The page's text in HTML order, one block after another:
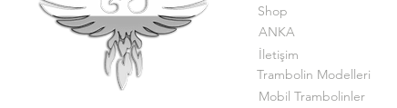
Shop
ANKA
İletişim
Trambolin Modelleri
Mobil Trambolinler